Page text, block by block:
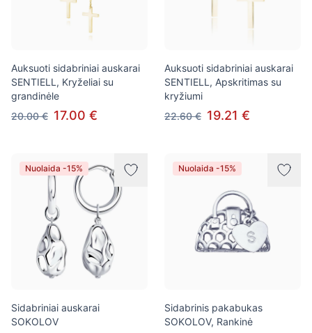
Auksuoti sidabriniai auskarai
SENTIELL, Kryželiai su
grandinėle
20.00 € 17.00 €
Auksuoti sidabriniai auskarai
SENTIELL, Apskritimas su
kryžiumi
22.60 € 19.21 €
Nuolaida -15%
Sidabriniai auskarai
SOKOLOV
Nuolaida -15%
Sidabrinis pakabukas
SOKOLOV, Rankinė